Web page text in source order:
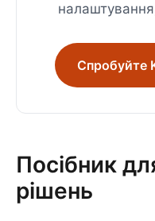
Спробуйте
Посібник
рішень